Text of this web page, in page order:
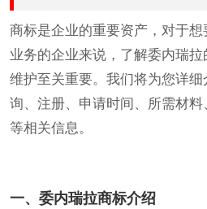
商标是企业的重要资产，对于
业务的企业来说，了解委内瑞拉
维护至关重要。我们将为您详
询、注册、申请时间、所需材
等相关信息。
一、委内瑞拉商标介绍